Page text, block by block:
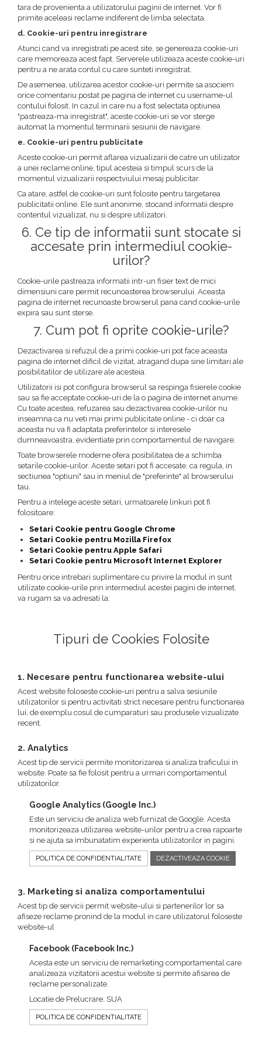
tara de provenienta a utilizatorului paginii de internet. Vor fi
primite aceleasi reclame indiferent de limba selectata.
d. Cookie-uri pentru inregistrare
Atunci cand va inregistrati pe acest site, se genereaza cookie-uri
care memoreaza acest fapt. Serverele utilizeaza aceste cookie-uri
pentru a ne arata contul cu care sunteti inregistrat.
De asemenea, utilizarea acestor cookie-uri permite sa asociem
orice comentariu postat pe pagina de internet cu username-ul
contului folosit. In cazul in care nu a fost selectata optiunea
"pastreaza-ma inregistrat", aceste cookie-uri se vor sterge
automat la momentul terminarii sesiunii de navigare.
e. Cookie-uri pentru publicitate
Aceste cookie-uri permit aflarea vizualizarii de catre un utilizator
a unei reclame online, tipul acesteia si timpul scurs de la
momentul vizualizarii respectviului mesaj publicitar.
Ca atare, astfel de cookie-uri sunt folosite pentru targetarea
publicitatii online. Ele sunt anonime, stocand informatii despre
contentul vizualizat, nu si despre utilizatori.
6. Ce tip de informatii sunt stocate si
accesate prin intermediul cookie-
urilor?
Cookie-urile pastreaza informatii intr-un fisier text de mici
dimensiuni care permit recunoasterea browserului. Aceasta
pagina de internet recunoaste browserul pana cand cookie-urile
expira sau sunt sterse.
7. Cum pot fi oprite cookie-urile?
Dezactivarea si refuzul de a primi cookie-uri pot face aceasta
pagina de internet dificil de vizitat, atragand dupa sine limitari ale
posibilitatilor de utilizare ale acesteia.
Utilizatorii isi pot configura browserul sa respinga fisierele cookie
sau sa fie acceptate cookie-uri de la o pagina de internet anume.
Cu toate acestea, refuzarea sau dezactivarea cookie-urilor nu
inseamna ca nu veti mai primi publicitate online - ci doar ca
aceasta nu va fi adaptata preferintelor si interesele
dumneavoastra, evidentiate prin comportamentul de navigare.
Toate browserele moderne ofera posibilitatea de a schimba
setarile cookie-urilor. Aceste setari pot fi accesate, ca regula, in
sectiunea "optiuni" sau in meniul de "preferinte" al browserului
tau.
Pentru a intelege aceste setari, urmatoarele linkuri pot fi
folositoare:
Setari Cookie pentru Google Chrome
Setari Cookie pentru Mozilla Firefox
Setari Cookie pentru Apple Safari
Setari Cookie pentru Microsoft Internet Explorer
Pentru orice intrebari suplimentare cu privire la modul in sunt
utilizate cookie-urile prin intermediul acestei pagini de internet,
va rugam sa va adresati la:
Tipuri de Cookies Folosite
1. Necesare pentru functionarea website-ului
Acest website foloseste cookie-uri pentru a salva sesiunile
utilizatorilor si pentru activitati strict necesare pentru functionarea
lui, de exemplu cosul de cumparaturi sau produsele vizualizate
recent.
2. Analytics
Acest tip de servicii permite monitorizarea si analiza traficului in
website. Poate sa fie folosit pentru a urmari comportamentul
utilizatorilor.
Google Analytics (Google Inc.)
Este un serviciu de analiza web furnizat de Google. Acesta
monitorizeaza utilizarea website-urilor pentru a crea rapoarte
si ne ajuta sa imbunatatim experienta utilizatorilor in pagini.
POLITICA DE CONFIDENTIALITATE DEZACTIVEAZA COOKIE
3. Marketing si analiza comportamentului
Acest tip de servicii permit website-ului si partenerilor lor sa
afiseze reclame pronind de la modul in care utilizatorul foloseste
website-ul
Facebook (Facebook Inc.)
Acesta este un serviciu de remarketing comportamental care
analizeaza vizitatorii acestui website si permite afisarea de
reclame personalizate.
Locatie de Prelucrare: SUA
POLITICA DE CONFIDENTIALITATE